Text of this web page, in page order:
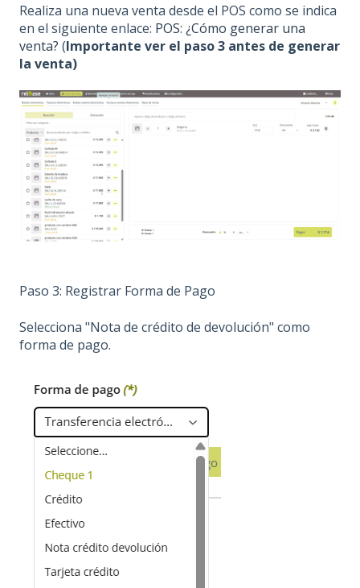
Realiza una nueva venta desde el POS como se indica
en el siguiente enlace: POS: ¿Cómo generar una
venta? (Importante ver el paso 3 antes de generar
la venta)
Paso 3: Registrar Forma de Pago
Selecciona "Nota de crédito de devolución" como
forma de pago.